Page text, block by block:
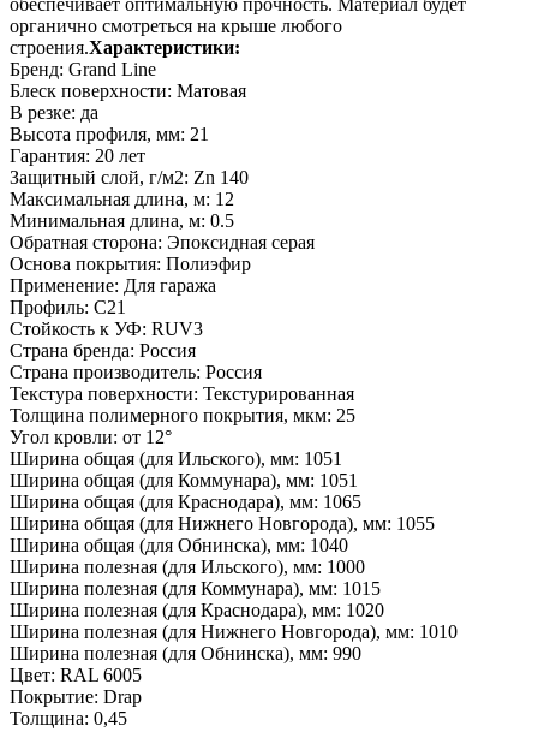
обеспечивает оптимальную прочность. Материал будет
органично смотреться на крыше любого
строения.Характеристики:
Бренд: Grand Line
Блеск поверхности: Матовая
В резке: да
Высота профиля, мм: 21
Гарантия: 20 лет
Защитный слой, г/м2: Zn 140
Максимальная длина, м: 12
Минимальная длина, м: 0.5
Обратная сторона: Эпоксидная серая
Основа покрытия: Полиэфир
Применение: Для гаража
Профиль: С21
Стойкость к УФ: RUV3
Страна бренда: Россия
Страна производитель: Россия
Текстура поверхности: Текстурированная
Толщина полимерного покрытия, мкм: 25
Угол кровли: от 12°
Ширина общая (для Ильского), мм: 1051
Ширина общая (для Коммунара), мм: 1051
Ширина общая (для Краснодара), мм: 1065
Ширина общая (для Нижнего Новгорода), мм: 1055
Ширина общая (для Обнинска), мм: 1040
Ширина полезная (для Ильского), мм: 1000
Ширина полезная (для Коммунара), мм: 1015
Ширина полезная (для Краснодара), мм: 1020
Ширина полезная (для Нижнего Новгорода), мм: 1010
Ширина полезная (для Обнинска), мм: 990
Цвет: RAL 6005
Покрытие: Drap
Толщина: 0,45